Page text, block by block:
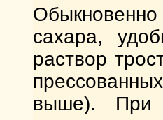
сахара,
раствор
выше). При